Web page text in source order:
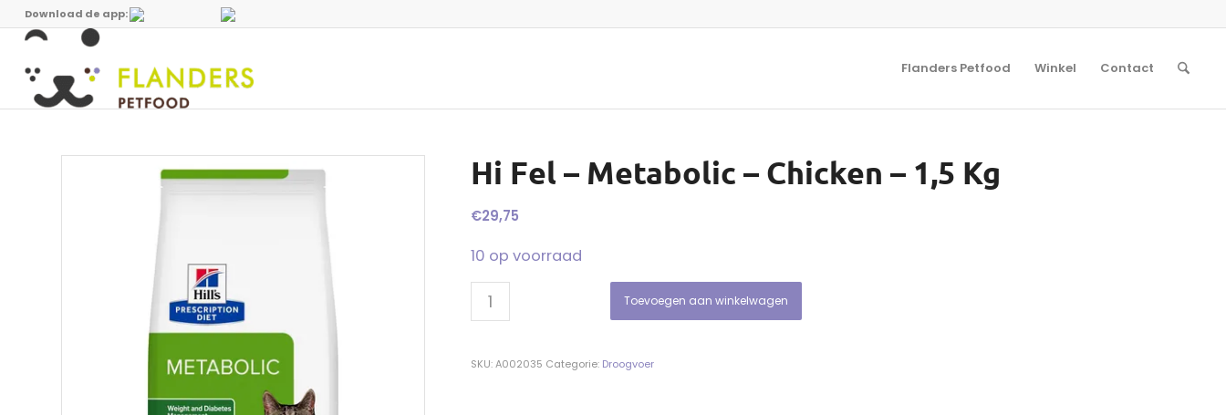
Download de app:
Flanders Petfood Winkel Contact
Hi Fel – Metabolic – Chicken – 1,5 Kg
€29,75
10 op voorraad
Toevoegen aan winkelwagen
SKU:A002035 Categorie: Droogvoer